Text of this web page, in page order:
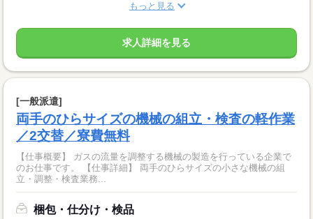
もっと見る
求人詳細を見る
[一般派遣]
両手のひらサイズの機械の組立・検査の軽作業
／2交替／寮費無料
【仕事概要】 ガスの流量を調整する機械の製造を行っている企業で
のお仕事です。 【仕事詳細】 両手のひらサイズの小さな機械の組
立・調整・検査業務...
梱包・仕分け・検品